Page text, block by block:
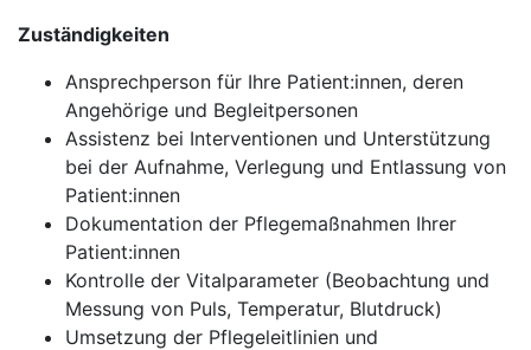
Zuständigkeiten
Ansprechperson für Ihre Patient:innen, deren
Angehörige und Begleitpersonen
Assistenz bei Interventionen und Unterstützung
bei der Aufnahme, Verlegung und Entlassung von
Patient:innen
Dokumentation der Pflegemaßnahmen Ihrer
Patient:innen
Kontrolle der Vitalparameter (Beobachtung und
Messung von Puls, Temperatur, Blutdruck)
Umsetzung der Pflegeleitlinien und